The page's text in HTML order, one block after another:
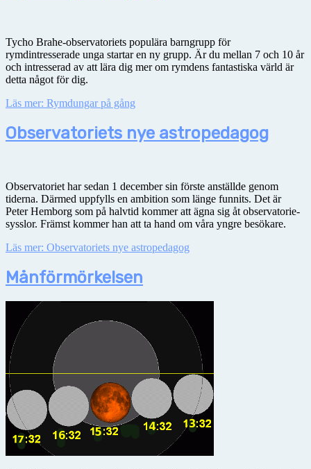
Tycho Brahe-observatoriets populära barngrupp för
rymdintresserade unga startar en ny grupp. Är du mellan 7 och 10 år
och intresserad av att lära dig mer om rymdens fantastiska värld är
detta något för dig.
Läs mer: Rymdungar på gång
Observatoriets nye astropedagog
Observatoriet har sedan 1 december sin förste anställde genom
tiderna. Därmed uppfylls en ambition som länge funnits. Det är
Peter Hemborg som på halvtid kommer att ägna sig åt observatorie-
sysslor. Främst kommer han att ta hand om våra yngre besökare.
Läs mer: Observatoriets nye astropedagog
Månförmörkelsen